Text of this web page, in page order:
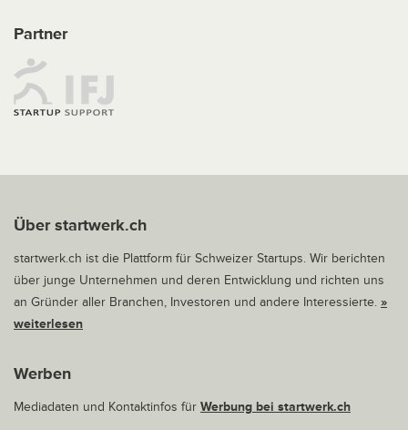
Partner
Über startwerk.ch
startwerk.ch ist die Plattform für Schweizer Startups. Wir berichten
über junge Unternehmen und deren Entwicklung und richten uns
an Gründer aller Branchen, Investoren und andere Interessierte. »
weiterlesen
Werben
Mediadaten und Kontaktinfos für Werbung bei startwerk.ch